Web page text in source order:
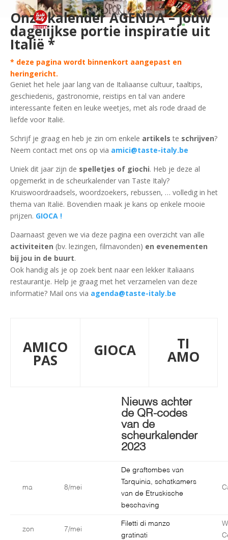
Onze kalender AGENDA – jouw
dagelijkse portie inspiratie uit
Italië *
* deze pagina wordt binnenkort aangepast en
heringericht.
Geniet het hele jaar lang van de Italiaanse cultuur, taaltips,
geschiedenis, gastronomie, reistips en tal van andere
interessante feiten en leuke weetjes, met als rode draad de
liefde voor Italië.
Schrijf je graag en heb je zin om enkele artikels te schrijven?
Neem contact met ons op via amici@taste-italy.be
Uniek dit jaar zijn de spelletjes of giochi. Heb je deze al
opgemerkt in de scheurkalender van Taste Italy?
Kruiswoordraadsels, woordzoekers, rebussen, … volledig in het
thema van Italië. Bovendien maak je kans op enkele mooie
prijzen. GIOCA !
Daarnaast geven we via deze pagina een overzicht van alle
activiteiten (bv. lezingen, filmavonden) en evenementen
bij jou in de buurt.
Ook handig als je op zoek bent naar een lekker Italiaans
restaurantje. Help je graag met het verzamelen van deze
informatie? Mail ons via agenda@taste-italy.be
AMICO
PAS
GIOCA TI
AMO
Nieuws achter
de QR-codes
van de
scheurkalender
2023
ma 8/mei
De graftombes van
Tarquinia, schatkamers
van de Etruskische
beschaving
zon 7/mei
Filetti di manzo
gratinati